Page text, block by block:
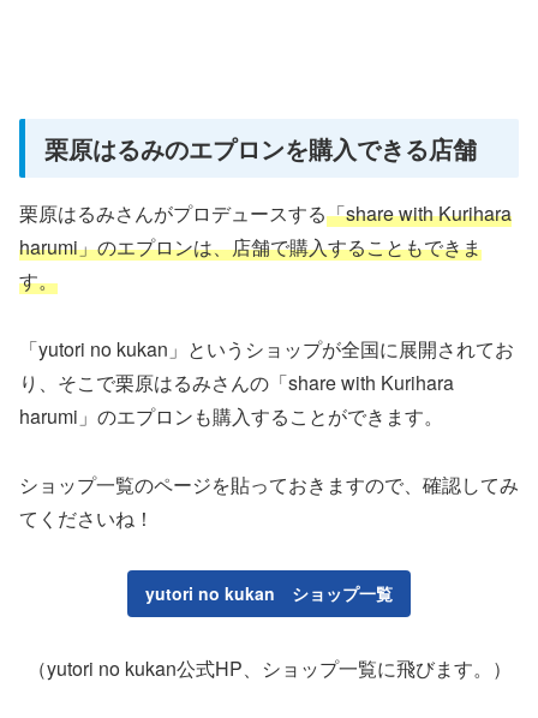
栗原はるみのエプロンを購入できる店舗
栗原はるみさんがプロデュースする「share with Kurihara
harumi」のエプロンは、店舗で購入することもできま
す。
「yutori no kukan」というショップが全国に展開されてお
り、そこで栗原はるみさんの「share with Kurihara
harumi」のエプロンも購入することができます。
ショップ一覧のページを貼っておきますので、確認してみ
てくださいね！
yutori no kukan ショップ一覧
（yutori no kukan公式HP、ショップ一覧に飛びます。）